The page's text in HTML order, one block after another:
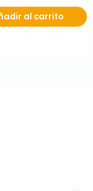
al carrito